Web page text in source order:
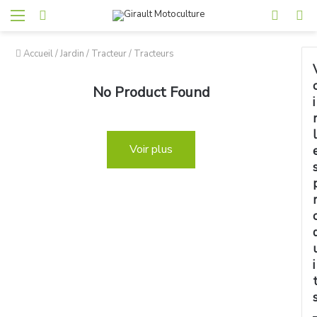
Accueil/Jardin / Tracteur/ Tracteurs
No Product Found
Voir plus
i
r
l
r
i